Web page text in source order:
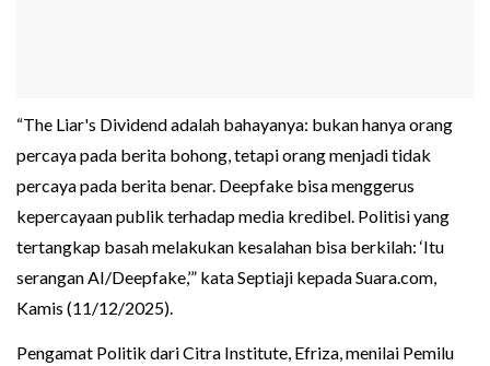
“The Liar's Dividend adalah bahayanya: bukan hanya orang
percaya pada berita bohong, tetapi orang menjadi tidak
percaya pada berita benar. Deepfake bisa menggerus
kepercayaan publik terhadap media kredibel. Politisi yang
tertangkap basah melakukan kesalahan bisa berkilah: ‘Itu
serangan AI/Deepfake,’” kata Septiaji kepada Suara.com,
Kamis (11/12/2025).
Pengamat Politik dari Citra Institute, Efriza, menilai Pemilu